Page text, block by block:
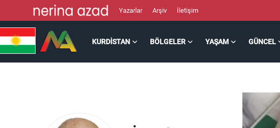
Yazarlar Arşiv İletişim
KURDISTAN BÖLGELER YAŞAM GÜNCEL